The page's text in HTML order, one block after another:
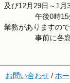
及び12月29日～1月
午後0時
業務がありますので
事前に各
お問い合わせ / ホ